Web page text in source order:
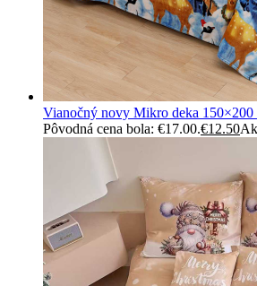
Vianočný novy Mikro deka 150×200
Pôvodná cena bola: €17.00.€12.50